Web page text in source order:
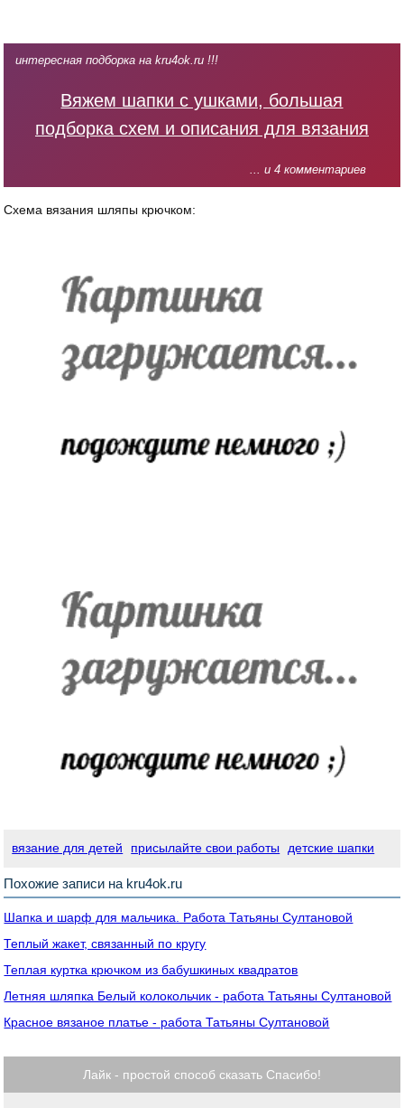
интересная подборка на kru4ok.ru !!!
Вяжем шапки с ушками, большая
подборка схем и описания для вязания
... и 4 комментариев
Схема вязания шляпы крючком:
вязание для детей присылайте свои работы детские шапки
Похожие записи на kru4ok.ru
Шапка и шарф для мальчика. Работа Татьяны Султановой
Теплый жакет, связанный по кругу
Теплая куртка крючком из бабушкиных квадратов
Летняя шляпка Белый колокольчик - работа Татьяны Султановой
Красное вязаное платье - работа Татьяны Султановой
Лайк - простой способ сказать Спасибо!